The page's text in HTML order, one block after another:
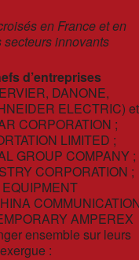
en France et en
innovants
d’entreprises
DANONE,
ELECTRIC) et
CORPORATION ;
LIMITED ;
GROUP COMPANY ;
CORPORATION ;
AMPEREX
ensemble sur leurs
: